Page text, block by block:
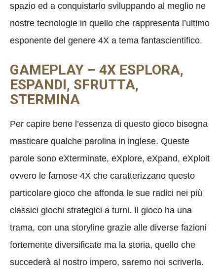
spazio ed a conquistarlo sviluppando al meglio ne
nostre tecnologie in quello che rappresenta l’ultimo
esponente del genere 4X a tema fantascientifico.
GAMEPLAY – 4X ESPLORA,
ESPANDI, SFRUTTA,
STERMINA
Per capire bene l’essenza di questo gioco bisogna
masticare qualche parolina in inglese. Queste
parole sono eXterminate, eXplore, eXpand, eXploit
ovvero le famose 4X che caratterizzano questo
particolare gioco che affonda le sue radici nei più
classici giochi strategici a turni. Il gioco ha una
trama, con una storyline grazie alle diverse fazioni
fortemente diversificate ma la storia, quello che
succederà al nostro impero, saremo noi scriverla.